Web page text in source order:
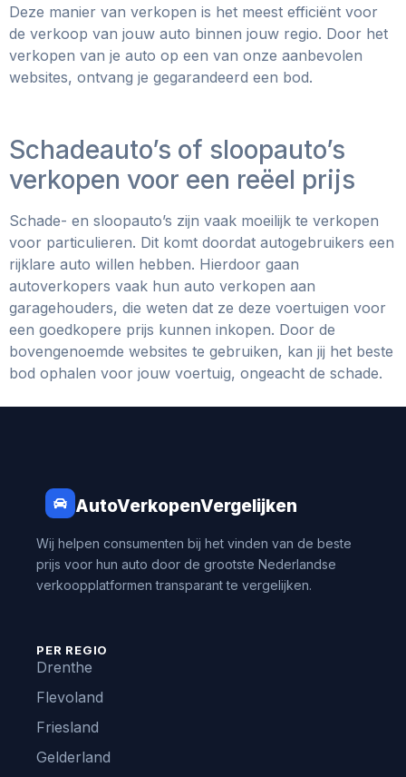
Deze manier van verkopen is het meest efficiënt voor
de verkoop van jouw auto binnen jouw regio. Door het
verkopen van je auto op een van onze aanbevolen
websites, ontvang je gegarandeerd een bod.
Schadeauto’s of sloopauto’s
verkopen voor een reëel prijs
Schade- en sloopauto’s zijn vaak moeilijk te verkopen
voor particulieren. Dit komt doordat autogebruikers een
rijklare auto willen hebben. Hierdoor gaan
autoverkopers vaak hun auto verkopen aan
garagehouders, die weten dat ze deze voertuigen voor
een goedkopere prijs kunnen inkopen. Door de
bovengenoemde websites te gebruiken, kan jij het beste
bod ophalen voor jouw voertuig, ongeacht de schade.
AutoVerkopenVergelijken
Wij helpen consumenten bij het vinden van de beste
prijs voor hun auto door de grootste Nederlandse
verkoopplatformen transparant te vergelijken.
PER REGIO
Drenthe
Flevoland
Friesland
Gelderland